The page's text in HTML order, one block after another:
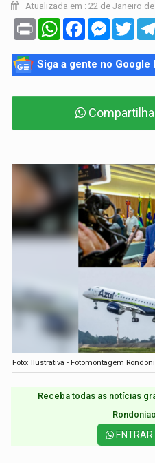
Atualizada em : 22 de Janeiro
Print WhatsAppFacebook
Siga a gente no Google
Foto: Ilustrativa - Fotomontagem
Receba todas as notícias
ENTRAR